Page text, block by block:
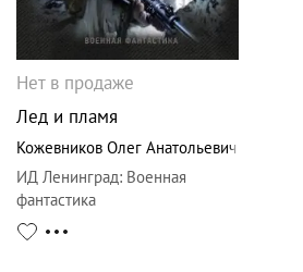
Нет в продаже
Лед и пламя
Кожевников Олег Анатольевич
ИД Ленинград: Военная
фантастика